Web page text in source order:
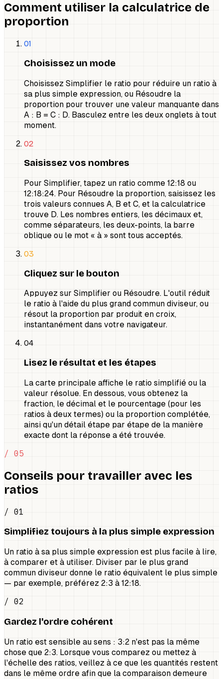
Comment utiliser la calculatrice de
proportion
01
Choisissez un mode
Choisissez Simplifier le ratio pour réduire un ratio à
sa plus simple expression, ou Résoudre la
proportion pour trouver une valeur manquante dans
A : B = C : D. Basculez entre les deux onglets à tout
moment.
02
Saisissez vos nombres
Pour Simplifier, tapez un ratio comme 12:18 ou
12:18:24. Pour Résoudre la proportion, saisissez les
trois valeurs connues A, B et C, et la calculatrice
trouve D. Les nombres entiers, les décimaux et,
comme séparateurs, les deux-points, la barre
oblique ou le mot « à » sont tous acceptés.
03
Cliquez sur le bouton
Appuyez sur Simplifier ou Résoudre. L'outil réduit
le ratio à l'aide du plus grand commun diviseur, ou
résout la proportion par produit en croix,
instantanément dans votre navigateur.
04
Lisez le résultat et les étapes
La carte principale affiche le ratio simplifié ou la
valeur résolue. En dessous, vous obtenez la
fraction, le décimal et le pourcentage (pour les
ratios à deux termes) ou la proportion complétée,
ainsi qu'un détail étape par étape de la manière
exacte dont la réponse a été trouvée.
/ 05
Conseils pour travailler avec les
ratios
/ 01
Simplifiez toujours à la plus simple expression
Un ratio à sa plus simple expression est plus facile à lire,
à comparer et à utiliser. Diviser par le plus grand
commun diviseur donne le ratio équivalent le plus simple
— par exemple, préférez 2:3 à 12:18.
/ 02
Gardez l'ordre cohérent
Un ratio est sensible au sens : 3:2 n'est pas la même
chose que 2:3. Lorsque vous comparez ou mettez à
l'échelle des ratios, veillez à ce que les quantités restent
dans le même ordre afin que la comparaison demeure